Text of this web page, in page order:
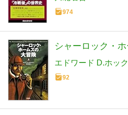
974
シャーロック・
エドワード D.ホック
92